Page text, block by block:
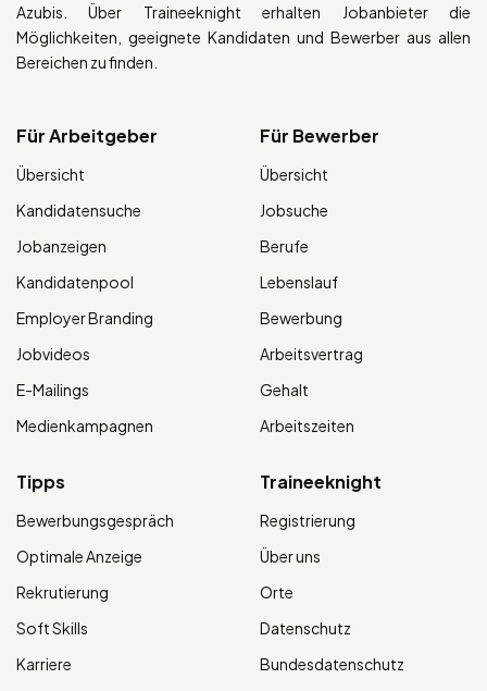
Azubis. Über Traineeknight erhalten Jobanbieter die
Möglichkeiten, geeignete Kandidaten und Bewerber aus allen
Bereichen zu finden.
Für Arbeitgeber
Übersicht
Kandidatensuche
Jobanzeigen
Kandidatenpool
Employer Branding
Jobvideos
E-Mailings
Medienkampagnen
Für Bewerber
Übersicht
Jobsuche
Berufe
Lebenslauf
Bewerbung
Arbeitsvertrag
Gehalt
Arbeitszeiten
Tipps
Bewerbungsgespräch
Optimale Anzeige
Rekrutierung
Soft Skills
Karriere
Traineeknight
Registrierung
Über uns
Orte
Datenschutz
Bundesdatenschutz